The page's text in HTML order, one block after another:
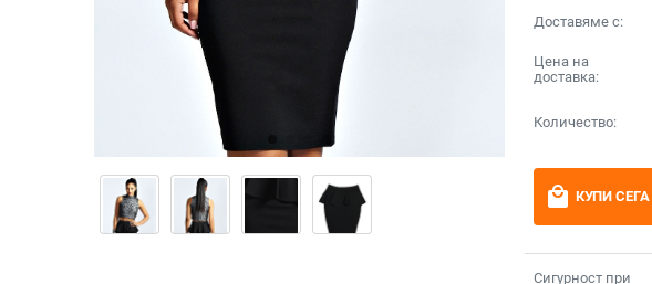
Доставяме с:
Цена на
доставка:
Количество:
local_mall КУПИ СЕГА
Сигурност при